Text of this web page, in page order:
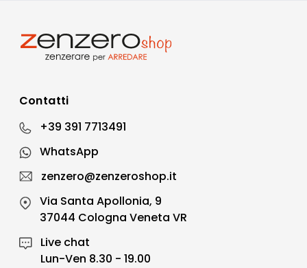
Contatti
+39 391 7713491
WhatsApp
zenzero@zenzeroshop.it
Via Santa Apollonia, 9
37044 Cologna Veneta VR
Live chat
Lun-Ven 8.30 - 19.00